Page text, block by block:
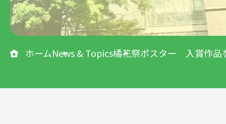
ホームNews & Topics橘花祭ポスター 入賞作品